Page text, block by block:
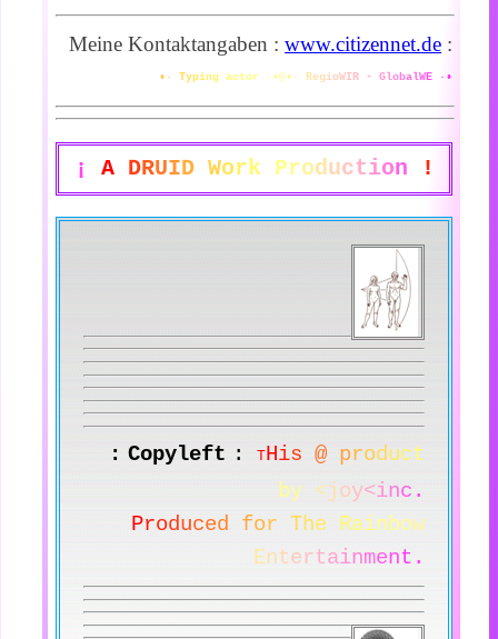
Meine Kontaktangaben :www.citizennet.de :
• · Typing actor · •@• · RegioWI R - GlobalWE · •
¡ A DRUID Work Production !
: Copyleft :THis @ product
by <joy<inc .
Produced for The Rainbow
Entertainment.